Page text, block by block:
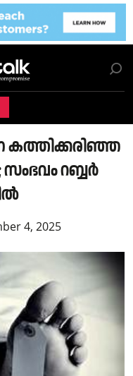
റബ്ബർ
4, 2025